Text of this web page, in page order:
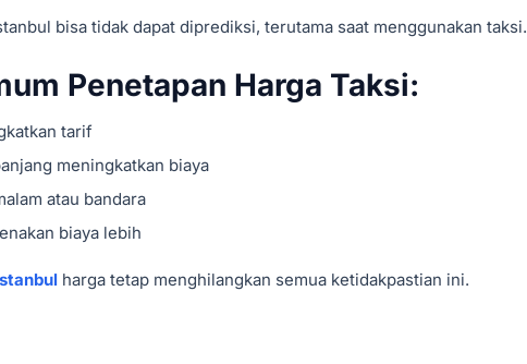
bisa tidak dapat diprediksi, terutama saat menggunakan taksi.
Penetapan Harga Taksi:
tarif
meningkatkan biaya
atau bandara
biaya lebih
harga tetap menghilangkan semua ketidakpastian ini.